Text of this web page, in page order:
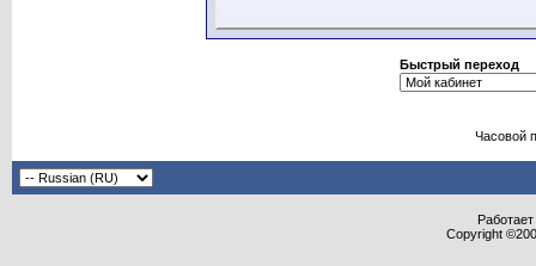
Быстрый переход
Часовой
Copyright